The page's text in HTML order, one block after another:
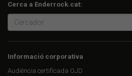
Cerca a Enderrock.cat:
Informació corporativa
Audiència certificada OJD